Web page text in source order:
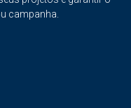
campanha.